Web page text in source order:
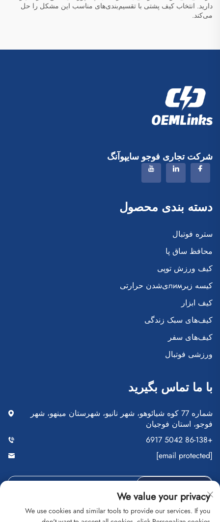
دارید. انتخاب کیف پشتی با تقسیم‌بندی‌های مناسب این مشکل را حل
می‌کند.
شرکت تجاری فوجو سایپوآنگ
دسته بندی محصول
ستره فوتبال
محافظ ساق پا
کیف ورزش توپی
کیسه زیرлимی‌شدن حرارتی
کیف ابزار
کیف‌های سبک زندگی
کیف‌های سفر
ورزشی فوتبال
با ما تماس بگیرید
شماره 77 کوه شیائوهو، شهر نانیو، شهرستان مینهو، شهر
فوجو، استان فوجیان
+86-138 5042 6917
[email protected]
We value your privacy
We use cookies and similar tools to provide our services. If you